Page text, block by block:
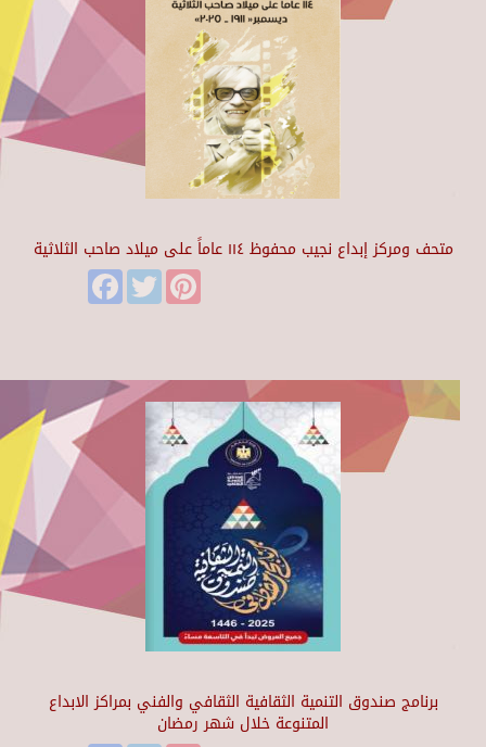
متحف ومركز إبداع نجيب محفوظ ١١٤ عاماً على ميلاد صاحب الثلاثية
FacebookTwitter
برنامج صندوق التنمية الثقافية الثقافي والفني بمراكز الابداع
المتنوعة خلال شهر رمضان